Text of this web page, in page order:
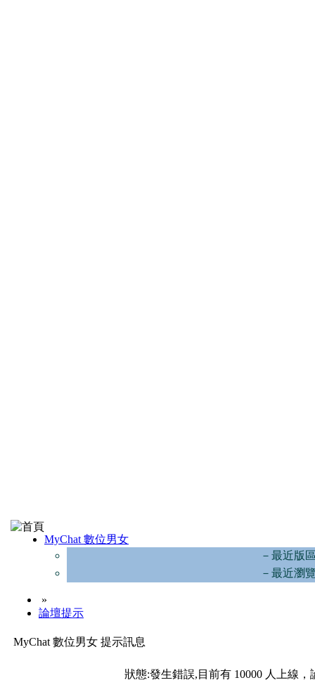
MyChat 數位男女
－最近版
－最近瀏
»
論壇提示
MyChat 數位男女 提示訊息
狀態:發生錯誤,目前有 10000 人上線